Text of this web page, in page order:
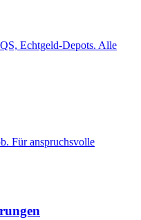
Echtgeld-Depots. Alle
Für anspruchsvolle